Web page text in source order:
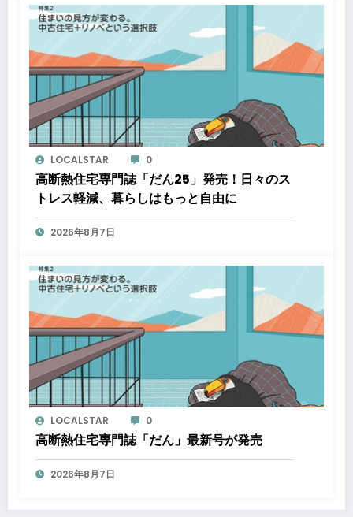
LOCALSTAR 0
高断熱住宅専門誌「だん25」発売！日々のス
トレス軽減、暮らしはもっと自由に
2026年8月7日
LOCALSTAR 0
高断熱住宅専門誌「だん」最新号が発売
2026年8月7日